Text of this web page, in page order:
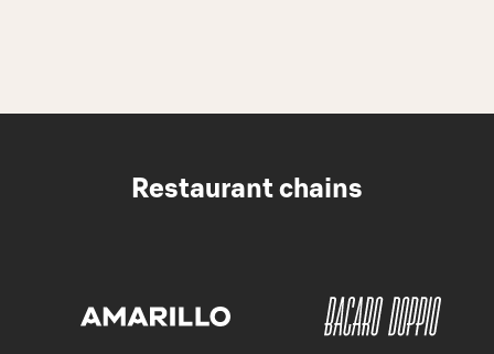
Restaurant chains